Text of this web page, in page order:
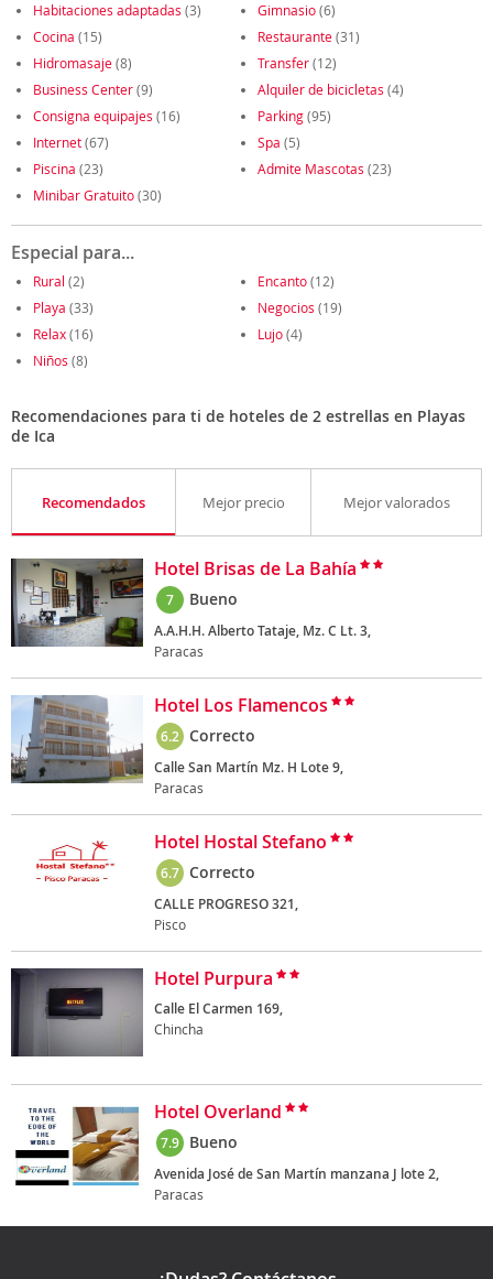
Habitaciones adaptadas (3) Gimnasio(6)
Cocina (15) Restaurante(31)
Hidromasaje(8) Transfer(12)
Business Center(9) Alquiler de bicicletas (4)
Consigna equipajes (16) Parking(95)
Internet(67) Spa (5)
Piscina (23) Admite Mascotas (23)
Minibar Gratuito(30)
Especial para...
Rural (2) Encanto(12)
Playa (33) Negocios (19)
Relax(16) Lujo(4)
Niños (8)
Recomendaciones para ti de hoteles de 2 estrellas en Playas
de Ica
Recomendados Mejor precio Mejor valorados
Hotel Brisas de La Bahía
7 Bueno
A.A.H.H. Alberto Tataje, Mz. C Lt. 3,
Paracas
Hotel Los Flamencos
6.2 Correcto
Calle San Martín Mz. H Lote 9,
Paracas
Hotel Hostal Stefano
6.7 Correcto
CALLE PROGRESO 321,
Pisco
Hotel Purpura
Calle El Carmen 169,
Chincha
Hotel Overland
7.9 Bueno
Avenida José de San Martín manzana J lote 2,
Paracas